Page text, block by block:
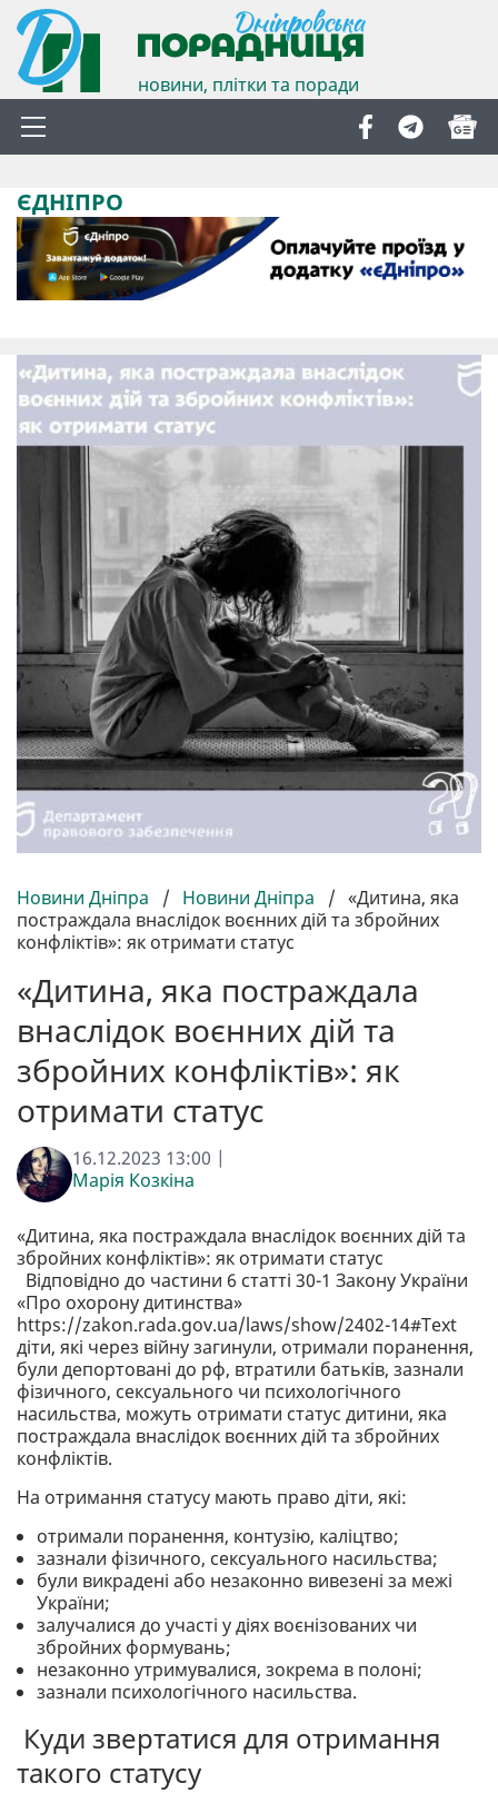
новини, плітки та поради
ЄДНІПРО
Новини Дніпра / Новини Дніпра / «Дитина, яка
постраждала внаслідок воєнних дій та збройних
конфліктів»: як отримати статус
«Дитина, яка постраждала
внаслідок воєнних дій та
збройних конфліктів»: як
отримати статус
16.12.2023 13:00 |
Марія Козкіна
«Дитина, яка постраждала внаслідок воєнних дій та
збройних конфліктів»: як отримати статус
Відповідно до частини 6 статті 30-1 Закону України
«Про охорону дитинства»
https://zakon.rada.gov.ua/laws/show/2402-14#Text
діти, які через війну загинули, отримали поранення,
були депортовані до рф, втратили батьків, зазнали
фізичного, сексуального чи психологічного
насильства, можуть отримати статус дитини, яка
постраждала внаслідок воєнних дій та збройних
конфліктів.
На отримання статусу мають право діти, які:
отримали поранення, контузію, каліцтво;
зазнали фізичного, сексуального насильства;
були викрадені або незаконно вивезені за межі
України;
залучалися до участі у діях воєнізованих чи
збройних формувань;
незаконно утримувалися, зокрема в полоні;
зазнали психологічного насильства.
Куди звертатися для отримання
такого статусу